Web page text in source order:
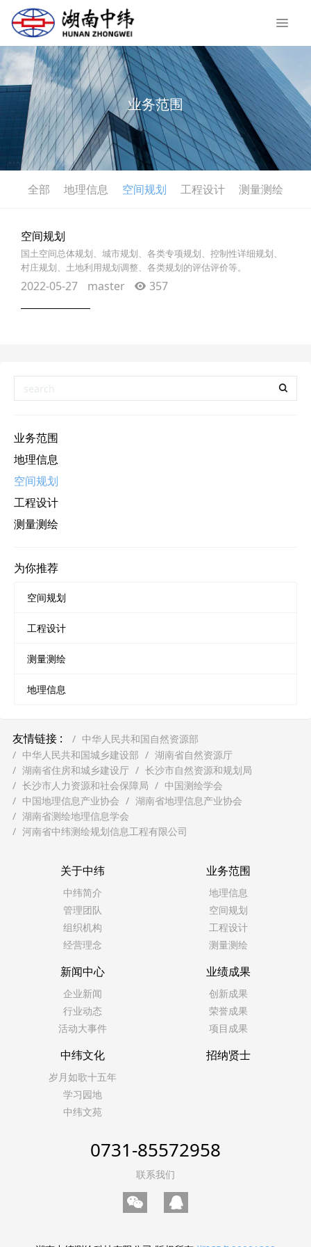
业务范围
全部 地理信息 空间规划 工程设计 测量测绘
空间规划
国土空间总体规划、城市规划、各类专项规划、控制性详细规划、
村庄规划、土地利用规划调整、各类规划的评估评价等。
2022-05-27 master 357
业务范围
地理信息
空间规划
工程设计
测量测绘
为你推荐
空间规划
工程设计
测量测绘
地理信息
友情链接 :
中华人民共和国自然资源部
中华人民共和国城乡建设部
湖南省自然资源厅
湖南省住房和城乡建设厅
长沙市自然资源和规划局
长沙市人力资源和社会保障局
中国测绘学会
中国地理信息产业协会
湖南省地理信息产业协会
湖南省测绘地理信息学会
河南省中纬测绘规划信息工程有限公司
关于中纬
中纬简介
管理团队
组织机构
经营理念
业务范围
地理信息
空间规划
工程设计
测量测绘
新闻中心
企业新闻
行业动态
活动大事件
业绩成果
创新成果
荣誉成果
项目成果
中纬文化
岁月如歌十五年
学习园地
中纬文苑
招纳贤士
0731-85572958
联系我们